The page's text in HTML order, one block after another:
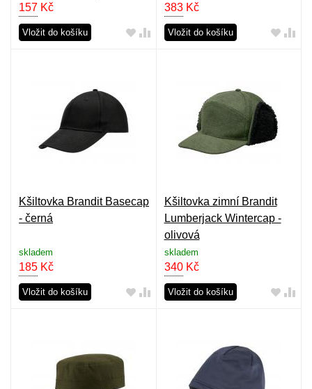
157 Kč
Vložit do košíku
383Kč
Vložit do košíku
Kšiltovka Brandit Basecap
- černá
skladem
185 Kč
Vložit do košíku
Kšiltovka zimní Brandit
Lumberjack Wintercap -
olivová
skladem
340Kč
Vložit do košíku